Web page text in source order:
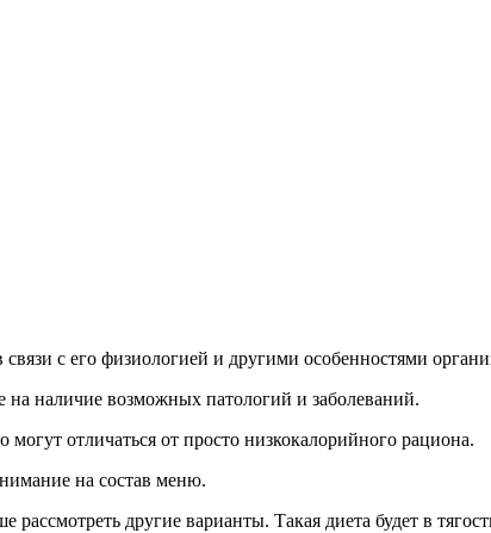
с его физиологией и другими особенностями
наличие возможных патологий и заболеваний.
могут отличаться от просто низкокалорийного рациона.
на состав меню.
другие варианты. Такая диета будет в